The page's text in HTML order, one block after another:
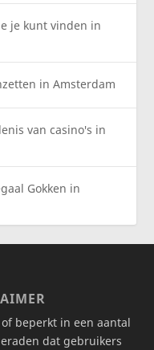
je kunt vinden in
in Amsterdam
van casino's in
Gokken in
beperkt in een aantal
dat gebruikers